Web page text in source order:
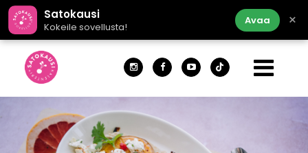
Satokausi
Kokeile sovellusta!
Avaa ×